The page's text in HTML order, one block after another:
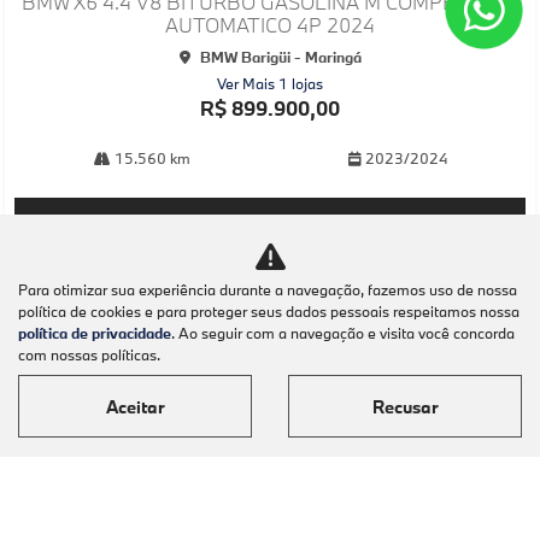
lhe
AUTOMATICO 4P 2024
BMW Barigüi - Maringá
Ver Mais 1 lojas
R$ 899.900,00
15.560 km 2023/2024
Para otimizar sua experiência durante a navegação, fazemos uso de nossa
política de cookies e para proteger seus dados pessoais respeitamos nossa
política de privacidade. Ao seguir com a navegação e visita você concorda
com nossas políticas.
Aceitar Recusar